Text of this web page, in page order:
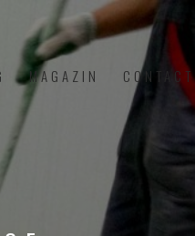
MAGAZIN CONTACT